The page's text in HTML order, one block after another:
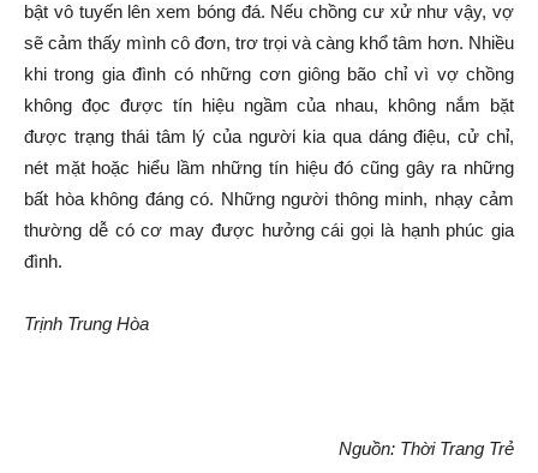
bật vô tuyến lên xem bóng đá. Nếu chồng cư xử như vậy, vợ
sẽ cảm thấy mình cô đơn, trơ trọi và càng khổ tâm hơn. Nhiều
khi trong gia đình có những cơn giông bão chỉ vì vợ chồng
không đọc được tín hiệu ngầm của nhau, không nắm bặt
được trạng thái tâm lý của người kia qua dáng điệu, cử chỉ,
nét mặt hoặc hiểu lầm những tín hiệu đó cũng gây ra những
bất hòa không đáng có. Những người thông minh, nhạy cảm
thường dễ có cơ may được hưởng cái gọi là hạnh phúc gia
đình.
Trịnh Trung Hòa
Nguồn: Thời Trang Trẻ